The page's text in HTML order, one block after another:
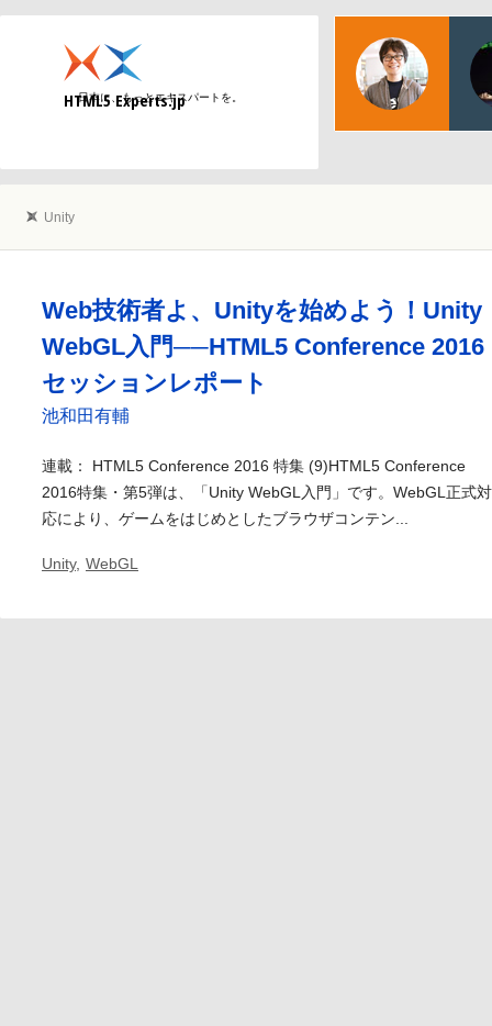
HTML5 Experts.jp
日本に、もっとエキスパートを。
物
日本
Web
Unity
Web技術者よ、Unityを始めよう！Unity
WebGL入門──HTML5 Conference 2016
セッションレポート
池和田有輔
連載： HTML5 Conference 2016 特集 (9)HTML5 Conference
2016特集・第5弾は、「Unity WebGL入門」です。WebGL正式対
応により、ゲームをはじめとしたブラウザコンテン...
Unity, WebGL